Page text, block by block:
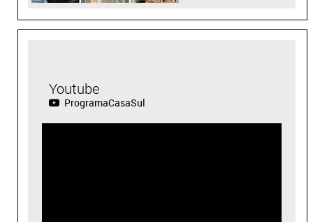
Youtube
ProgramaCasaSul